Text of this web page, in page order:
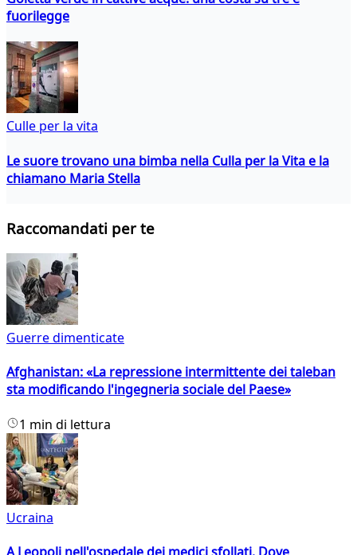
fuorilegge
Culle per la vita
Le suore trovano una bimba nella Culla per la Vita e la
chiamano Maria Stella
Raccomandati per te
Guerre dimenticate
Afghanistan: «La repressione intermittente dei taleban
sta modificando l'ingegneria sociale del Paese»
1 min di lettura
Ucraina